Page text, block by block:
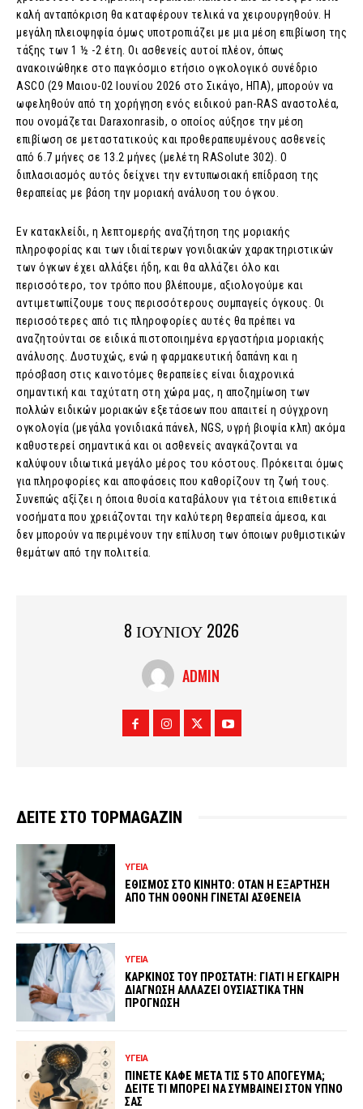
καλή ανταπόκριση θα καταφέρουν τελικά να χειρουργηθούν. Η
μεγάλη πλειοψηφία όμως υποτροπιάζει με μια μέση επιβίωση της
τάξης των 1 ½ -2 έτη. Οι ασθενείς αυτοί πλέον, όπως
ανακοινώθηκε στο παγκόσμιο ετήσιο ογκολογικό συνέδριο
ASCO (29 Μαιου-02 Ιουνίου 2026 στο Σικάγο, ΗΠΑ), μπορούν να
ωφεληθούν από τη χορήγηση ενός ειδικού pan-RAS αναστολέα,
που ονομάζεται Daraxonrasib, ο οποίος αύξησε την μέση
επιβίωση σε μεταστατικούς και προθεραπευμένους ασθενείς
από 6.7 μήνες σε 13.2 μήνες (μελέτη RASolute 302). Ο
διπλασιασμός αυτός δείχνει την εντυπωσιακή επίδραση της
θεραπείας με βάση την μοριακή ανάλυση του όγκου.
Εν κατακλείδι, η λεπτομερής αναζήτηση της μοριακής
πληροφορίας και των ιδιαίτερων γονιδιακών χαρακτηριστικών
των όγκων έχει αλλάξει ήδη, και θα αλλάζει όλο και
περισσότερο, τον τρόπο που βλέπουμε, αξιολογούμε και
αντιμετωπίζουμε τους περισσότερους συμπαγείς όγκους. Οι
περισσότερες από τις πληροφορίες αυτές θα πρέπει να
αναζητούνται σε ειδικά πιστοποιημένα εργαστήρια μοριακής
ανάλυσης. Δυστυχώς, ενώ η φαρμακευτική δαπάνη και η
πρόσβαση στις καινοτόμες θεραπείες είναι διαχρονικά
σημαντική και ταχύτατη στη χώρα μας, η αποζημίωση των
πολλών ειδικών μοριακών εξετάσεων που απαιτεί η σύγχρονη
ογκολογία (μεγάλα γονιδιακά πάνελ, NGS, υγρή βιοψία κλπ) ακόμα
καθυστερεί σημαντικά και οι ασθενείς αναγκάζονται να
καλύψουν ιδιωτικά μεγάλο μέρος του κόστους. Πρόκειται όμως
για πληροφορίες και αποφάσεις που καθορίζουν τη ζωή τους.
Συνεπώς αξίζει η όποια θυσία καταβάλουν για τέτοια επιθετικά
νοσήματα που χρειάζονται την καλύτερη θεραπεία άμεσα, και
δεν μπορούν να περιμένουν την επίλυση των όποιων ρυθμιστικών
θεμάτων από την πολιτεία.
8 ΙΟΥΝΙΟΥ 2026
ADMIN
ΔΕΙΤΕ ΣΤΟ TOPMAGAZIN
ΥΓΕΙΑ
ΕΘΙΣΜΟΣ ΣΤΟ ΚΙΝΗΤΟ: ΟΤΑΝ Η ΕΞΑΡΤΗΣΗ
ΑΠΟ ΤΗΝ ΟΘΟΝΗ ΓΙΝΕΤΑΙ ΑΣΘΕΝΕΙΑ
ΥΓΕΙΑ
ΚΑΡΚΙΝΟΣ ΤΟΥ ΠΡΟΣΤΑΤΗ: ΓΙΑΤΙ Η ΕΓΚΑΙΡΗ
ΔΙΑΓΝΩΣΗ ΑΛΛΑΖΕΙ ΟΥΣΙΑΣΤΙΚΑ ΤΗΝ
ΠΡΟΓΝΩΣΗ
ΥΓΕΙΑ
ΠΙΝΕΤΕ ΚΑΦΕ ΜΕΤΑ ΤΙΣ 5 ΤΟ ΑΠΟΓΕΥΜΑ;
ΔΕΙΤΕ ΤΙ ΜΠΟΡΕΙ ΝΑ ΣΥΜΒΑΙΝΕΙ ΣΤΟΝ ΥΠΝΟ
ΣΑΣ